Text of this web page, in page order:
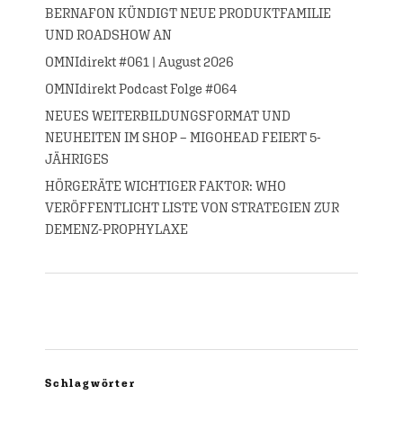
BERNAFON KÜNDIGT NEUE PRODUKTFAMILIE
UND ROADSHOW AN
OMNIdirekt #061 | August 2026
OMNIdirekt Podcast Folge #064
NEUES WEITERBILDUNGSFORMAT UND
NEUHEITEN IM SHOP – MIGOHEAD FEIERT 5-
JÄHRIGES
HÖRGERÄTE WICHTIGER FAKTOR: WHO
VERÖFFENTLICHT LISTE VON STRATEGIEN ZUR
DEMENZ-PROPHYLAXE
Schlagwörter